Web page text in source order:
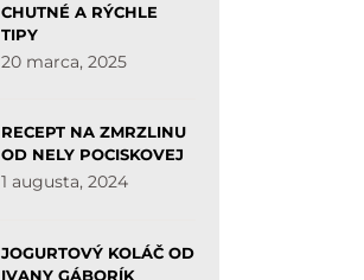
CHUTNÉ A RÝCHLE
TIPY
20 marca, 2025
RECEPT NA ZMRZLINU
OD NELY POCISKOVEJ
1 augusta, 2024
JOGURTOVÝ KOLÁČ OD
IVANY GÁBORÍK